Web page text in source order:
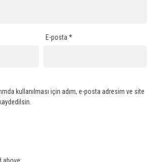
E-posta*
kullanılması için adım, e-posta adresim ve site
above: